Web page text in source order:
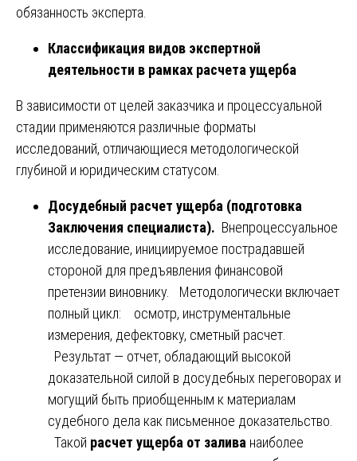
обязанность эксперта.
Классификация видов экспертной
деятельности в рамках расчета ущерба
В зависимости от целей заказчика и процессуальной
стадии применяются различные форматы
исследований, отличающиеся методологической
глубиной и юридическим статусом.
Досудебный расчет ущерба (подготовка
Заключения специалиста). Внепроцессуальное
исследование, инициируемое пострадавшей
стороной для предъявления финансовой
претензии виновнику. Методологически включает
полный цикл: осмотр, инструментальные
измерения, дефектовку, сметный расчет.
Результат — отчет, обладающий высокой
доказательной силой в досудебных переговорах и
могущий быть приобщенным к материалам
судебного дела как письменное доказательство.
Такой расчет ущерба от залива наиболее